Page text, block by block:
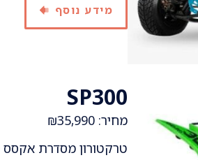
מידע נוסף
SP300
מחיר: ₪35,990